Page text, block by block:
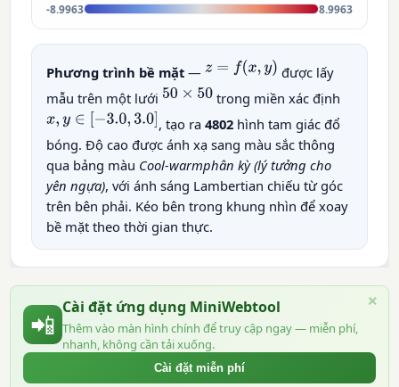
-8.9963 8.9963
Phương trình bề mặt— z=f(x ,y)
được lấy
mẫu trên một lưới 50× 50
trong miền xác định
x,y∈ [− 3.0,3.0] , tạo ra 4802hình tam giác đổ
bóng. Độ cao được ánh xạ sang màu sắc thông
qua bảng màu Cool-warmphân kỳ (lý tưởng cho
yên ngựa), với ánh sáng Lambertian chiếu từ góc
trên bên phải. Kéo bên trong khung nhìn để xoay
bề mặt theo thời gian thực.
📲
Cài đặt ứng dụng MiniWebtool
Thêm vào màn hình chính để truy cập ngay — miễn phí,
nhanh, không cần tải xuống.
Cài đặt miễn phí
×